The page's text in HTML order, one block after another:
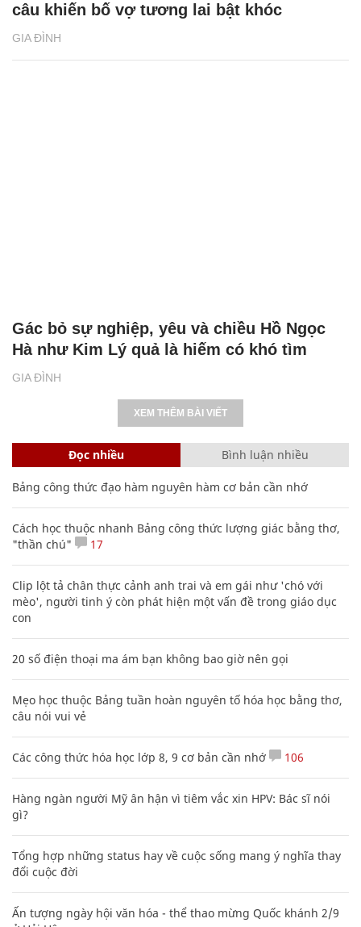
GIA ĐÌNH
câu khiến bố vợ tương lai bật khóc
GIA ĐÌNH
Gác bỏ sự nghiệp, yêu và chiều Hồ Ngọc
Hà như Kim Lý quả là hiếm có khó tìm
XEM THÊM BÀI VIẾT
Đọc nhiều Bình luận nhiều
Bảng công thức đạo hàm nguyên hàm cơ bản cần nhớ
Cách học thuộc nhanh Bảng công thức lượng giác bằng thơ,
"thần chú"
17
Clip lột tả chân thực cảnh anh trai và em gái như 'chó với
mèo', người tinh ý còn phát hiện một vấn đề trong giáo dục
con
20 số điện thoại ma ám bạn không bao giờ nên gọi
Mẹo học thuộc Bảng tuần hoàn nguyên tố hóa học bằng thơ,
câu nói vui vẻ
Các công thức hóa học lớp 8, 9 cơ bản cần nhớ 106
Hàng ngàn người Mỹ ân hận vì tiêm vắc xin HPV: Bác sĩ nói
gì?
Tổng hợp những status hay về cuộc sống mang ý nghĩa thay
đổi cuộc đời
Ấn tượng ngày hội văn hóa - thể thao mừng Quốc khánh 2/9